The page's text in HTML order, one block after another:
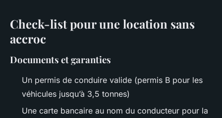
Check-list pour une location sans
accroc
Documents et garanties
Un permis de conduire valide (permis B pour les
véhicules jusqu’à 3,5 tonnes)
Une carte bancaire au nom du conducteur pour la